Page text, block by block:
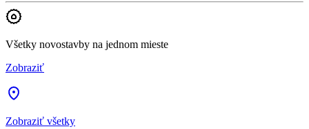
Všetky novostavby na jednom mieste
Zobraziť
Zobraziť všetky